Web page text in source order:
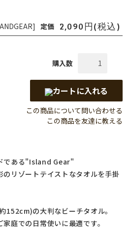
定価 2,090円(税込)
購入数
カートに入れる
この商品について問い合わせる
この商品を友達に教える
である"Island Gear"
リゾートテイストなタオルを手掛
の大判なビーチタオル。
庭での日常使いに最適です。